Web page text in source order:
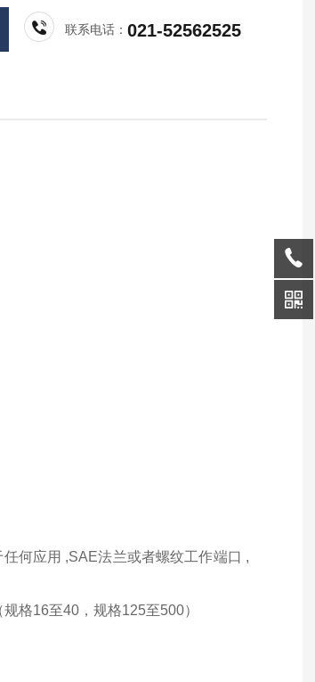
联系电话：021-52562525
何应用 ,SAE法兰或者螺纹工作端口 ,
格16至40，规格125至500）